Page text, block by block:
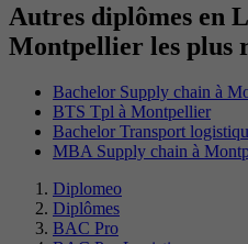
Autres diplômes en
Montpellier les plus
Bachelor Supply chain à
BTS Tpl à Montpellier
Bachelor Transport
MBA Supply chain à
Diplomeo
Diplômes
BAC Pro